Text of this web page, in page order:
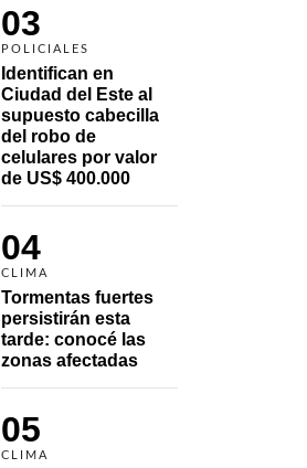
03
POLICIALES
Identifican en
Ciudad del Este al
supuesto cabecilla
del robo de
celulares por valor
de US$ 400.000
04
CLIMA
Tormentas fuertes
persistirán esta
tarde: conocé las
zonas afectadas
05
CLIMA